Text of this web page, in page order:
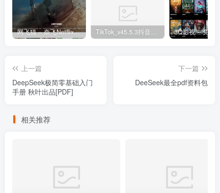
网飞猫 – 奈飞Netflix免费看 TikTok_v45.5.3抖音国际版_免拔卡解锁全球版
上一篇
DeepSeek极简零基础入门
手册 秋叶出品[PDF]
下一篇
DeeSeek最全pdf资料包
相关推荐